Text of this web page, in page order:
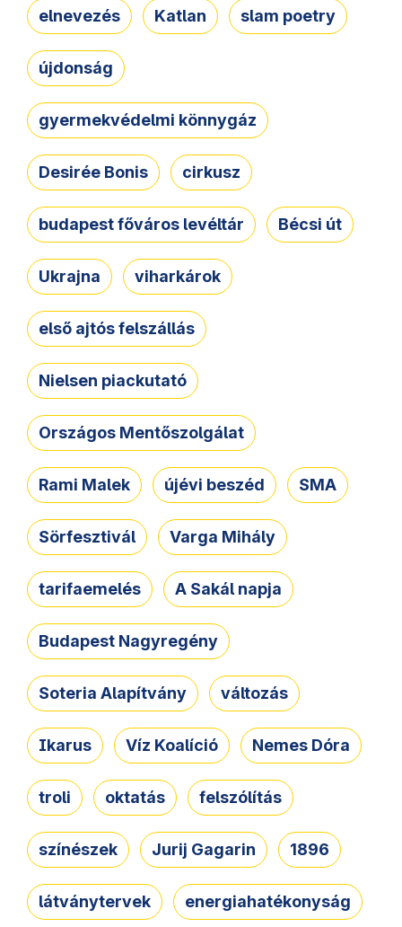
elnevezés Katlan slam poetry
újdonság
gyermekvédelmi könnygáz
Desirée Bonis cirkusz
budapest főváros levéltár Bécsi út
Ukrajna viharkárok
első ajtós felszállás
Nielsen piackutató
Országos Mentőszolgálat
Rami Malek újévi beszéd SMA
Sörfesztivál Varga Mihály
tarifaemelés A Sakál napja
Budapest Nagyregény
Soteria Alapítvány változás
Ikarus Víz Koalíció Nemes Dóra
troli oktatás felszólítás
színészek Jurij Gagarin 1896
látványtervek energiahatékonyság